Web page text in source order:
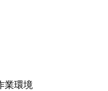
業環境